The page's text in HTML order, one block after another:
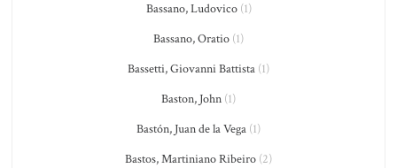
Bassano, Ludovico(1)
Bassano, Oratio (1)
Bassetti, Giovanni Battista (1)
Baston, John (1)
Bastón, Juan de la Vega (1)
Bastos, Martiniano Ribeiro (2)